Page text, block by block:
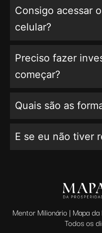
Consigo acessar
celular?
Preciso fazer
começar?
Quais são as
E se eu não tiver
Mentor Milionário | Mapa
Todos os